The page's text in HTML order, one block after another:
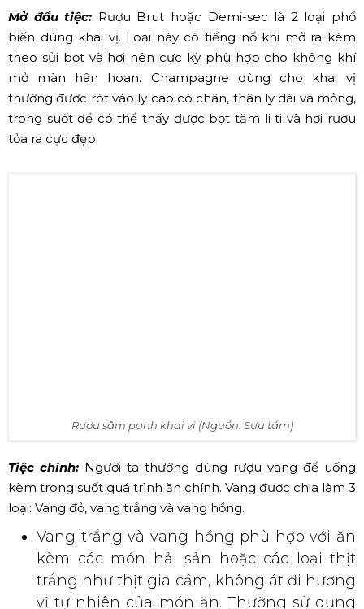
Cách dùng rượu champagne kết hợp với các món ăn
sao cho tinh tế cũng được xem là một nghệ thuật. Rượu
champagne có rất nhiều loại, bạn không cần hiểu quá
rõ về mọi loại rượu nhưng bạn nên biết được loại nào
uống ở thời điểm nào trong bữa tiệc cho phù hợp.
Mở đầu tiệc:Rượu Brut hoặc Demi-sec là 2 loại phổ
biến dùng khai vị. Loại này có tiếng nổ khi mở ra kèm